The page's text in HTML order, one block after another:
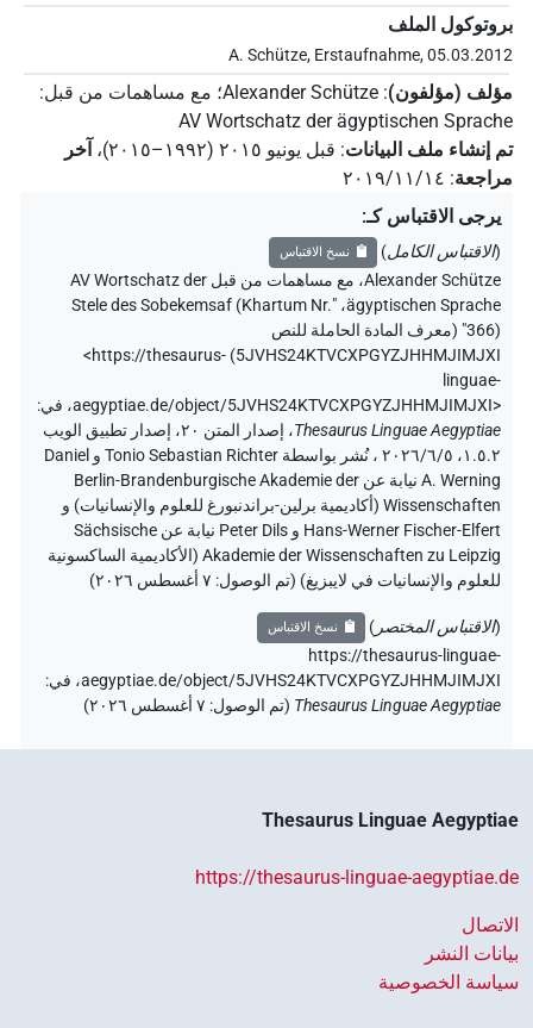
بروتوكول الملف
A. Schütze, Erstaufnahme, 05.03.2012
مؤلف (مؤلفون):
Alexander Schütze؛ مع مساهمات من قبل:
AV Wortschatz der ägyptischen Sprache
تم إنشاء ملف البيانات: قبل يونيو ۲۰۱٥ (۱۹۹۲–۲۰۱٥) ، آخر
مراجعة: ٢٠١٩/١١/١٤
يرجى الاقتباس كـ:
(الاقتباس الكامل) نسخ الاقتباس
Alexander Schütze، مع مساهمات من قبل AV Wortschatz der
ägyptischen Sprache، "Stele des Sobekemsaf (Khartum Nr.
366)" (
معرف المادة الحاملة للنص
5JVHS24KTVCXPGYZJHHMJIMJXI
)
<https://thesaurus-
linguae-
aegyptiae.de/object/5JVHS24KTVCXPGYZJHHMJIMJXI>، في:
Thesaurus Linguae Aegyptiae،
إصدار المتن ٢٠، إصدار تطبيق الويب
۱.٥.٢، ٢٠٢٦/٦/٥ ، نُشر بواسطة Tonio Sebastian Richter و Daniel
A. Werning نيابة عن Berlin-Brandenburgische Akademie der
Wissenschaften (أكاديمية برلين-براندنبورغ للعلوم والإنسانيات) و
Hans-Werner Fischer-Elfert و Peter Dils نيابة عن Sächsische
Akademie der Wissenschaften zu Leipzig (الأكاديمية الساكسونية
للعلوم والإنسانيات في لايبزيغ) (تم الوصول: ٧ أغسطس ٢٠٢٦ )
(الاقتباس المختصر ) نسخ الاقتباس
https://thesaurus-linguae-
aegyptiae.de/object/5JVHS24KTVCXPGYZJHHMJIMJXI، في:
Thesaurus Linguae Aegyptiae
(تم الوصول: ٧ أغسطس ٢٠٢٦ )
Thesaurus Linguae Aegyptiae
https://thesaurus-linguae-aegyptiae.de
الاتصال
بيانات النشر
سياسة الخصوصية